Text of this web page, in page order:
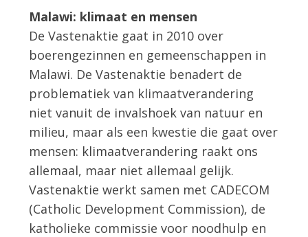
Malawi: klimaat en mensen
De Vastenaktie gaat in 2010 over
boerengezinnen en gemeenschappen in
Malawi. De Vastenaktie benadert de
problematiek van klimaatverandering
niet vanuit de invalshoek van natuur en
milieu, maar als een kwestie die gaat over
mensen: klimaatverandering raakt ons
allemaal, maar niet allemaal gelijk.
Vastenaktie werkt samen met CADECOM
(Catholic Development Commission), de
katholieke commissie voor noodhulp en